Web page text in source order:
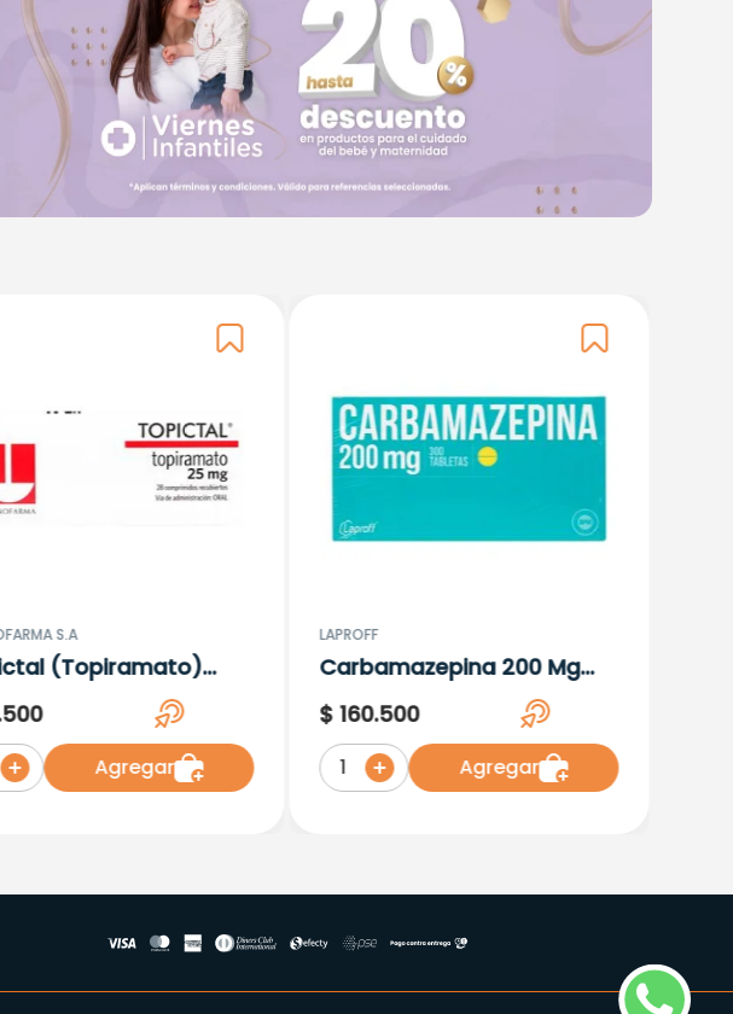
S.A
(Topiramato)
X 28Comp.Tf
500
Agregar
LAPROFF
Carbamazepina 200 Mg
Caja X 300 Tabletas
Lp36000
$ 160.500
1 Agregar